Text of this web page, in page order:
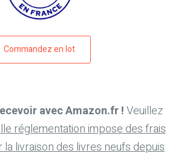
Commandez en lot
avec Amazon.fr !Veuillez
réglementation impose des frais
livraison des livres neufs depuis